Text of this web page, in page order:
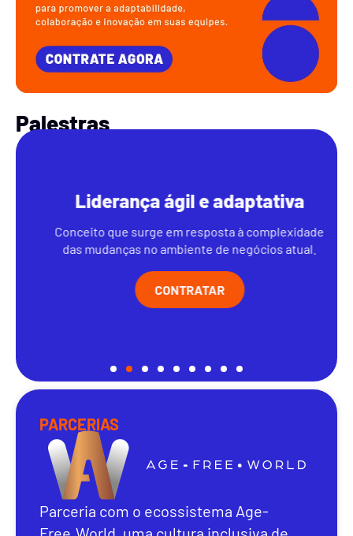
Palestras
Liderança ágil e adaptativa
Conceito que surge em resposta à complexidade
das mudanças no ambiente de negócios atual.
CONTRATAR
PARCERIAS
Parceria com o ecossistema Age-